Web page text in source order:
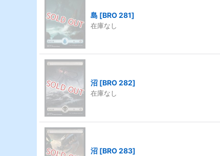
島 [BRO 281]
在庫なし
沼 [BRO 282]
在庫なし
沼 [BRO 283]